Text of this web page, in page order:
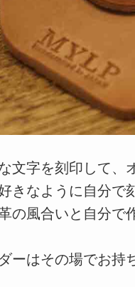
文字を刻印して、
きなように自分で
の風合いと自分で
ーはその場でお持